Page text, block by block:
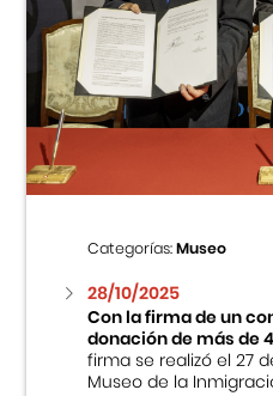
Categorías:Museo
28/10/2025
Con la firma de un
donación de más de
firma se realizó el 27
Museo de la